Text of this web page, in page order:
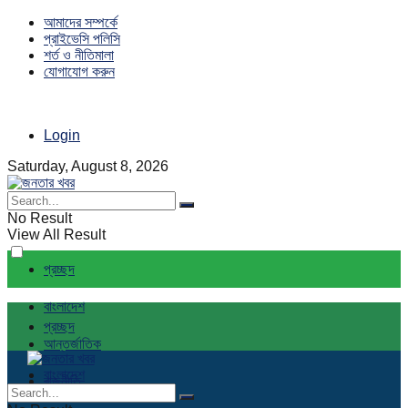
আমাদের সম্পর্কে
প্রাইভেসি পলিসি
শর্ত ও নীতিমালা
যোগাযোগ করুন
Login
Saturday, August 8, 2026
No Result
View All Result
প্রচ্ছদ
বাংলাদেশ
আন্তর্জাতিক
রাজনীতি
প্রচ্ছদ
বাংলাদেশ